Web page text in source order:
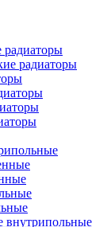
радиаторы
внутрипольные